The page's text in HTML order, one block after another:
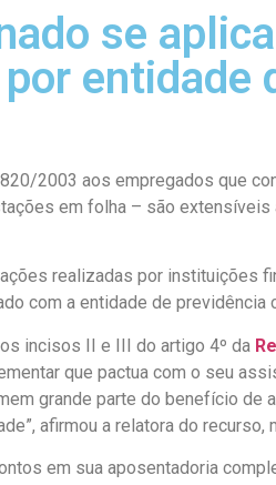
se
entidade
2003 aos empregados que
em folha – são extensíveis
realizadas por instituições
com a entidade de previdência
incisos II e III do artigo 4º da
que pactua com o seu
grande parte do benefício de
afirmou a relatora do recurso,
em sua aposentadoria